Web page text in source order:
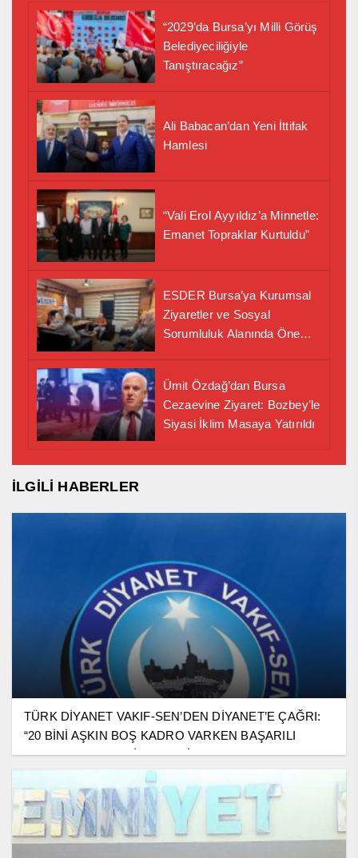
“2029’da Bursa’yı Milli Görüş
Belediyeciliğiyle
Tanıştıracağız”
Ali Babacan’dan Yeni İttifak
Hamlesi
“Vali Erol Ayyıldız’a Minnetle:
Emanet Topraklar Kurtuldu”
ESDER Bursa’ya Kurumsal
Ziyaretler ve Sosyal
Sorumluluk Alanında Önemli
Ümit Özdağ’dan Bursa
Cezaevine Ziyaret: Bozbey’le
Siyasi İklim Masaya Yatırıldı
İLGİLİ HABERLER
TÜRK DİYANET VAKIF-SEN’DEN DİYANET’E ÇAĞRI:
“20 BİNİ AŞKIN BOŞ KADRO VARKEN BAŞARILI
GENÇLER BEKLETİLMEMELİ”